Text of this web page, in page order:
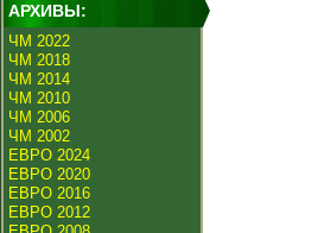
АРХИВЫ:
ЧМ 2022
ЧМ 2018
ЧМ 2014
ЧМ 2010
ЧМ 2006
ЧМ 2002
ЕВРО 2024
ЕВРО 2020
ЕВРО 2016
ЕВРО 2012